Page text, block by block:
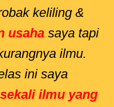
keliling &
usaha saya tapi
ilmu.
ini saya
ilmu yang